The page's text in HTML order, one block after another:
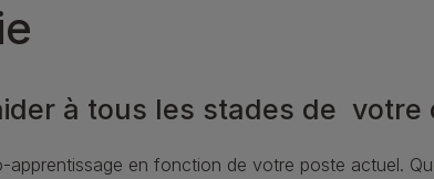
à tous les stades de votre
en fonction de votre poste actuel.